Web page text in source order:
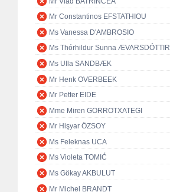
Mr Constantinos EFSTATHIOU
Ms Vanessa D'AMBROSIO
Ms Thórhildur Sunna ÆVARSDÓTTIR
Ms Ulla SANDBÆK
Mr Henk OVERBEEK
Mr Petter EIDE
Mme Miren GORROTXATEGI
Mr Hişyar ÖZSOY
Ms Feleknas UCA
Ms Violeta TOMIĆ
Ms Gökay AKBULUT
Mr Michel BRANDT